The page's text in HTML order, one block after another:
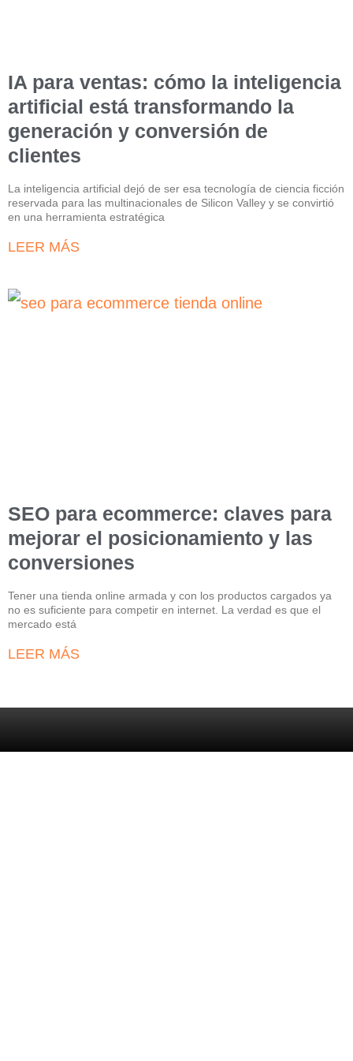
IA para ventas: cómo la inteligencia
artificial está transformando la
generación y conversión de
clientes
La inteligencia artificial dejó de ser esa tecnología de ciencia ficción
reservada para las multinacionales de Silicon Valley y se convirtió
en una herramienta estratégica
LEER MÁS
SEO para ecommerce: claves para
mejorar el posicionamiento y las
conversiones
Tener una tienda online armada y con los productos cargados ya
no es suficiente para competir en internet. La verdad es que el
mercado está
LEER MÁS